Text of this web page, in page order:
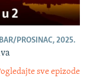
PROSINAC, 2025.
sve epizode